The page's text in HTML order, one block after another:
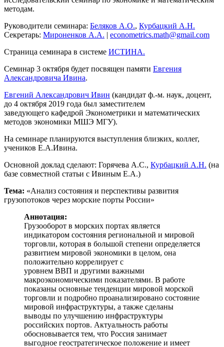
методам.
Руководители семинара: Беляков А.О., Курбацкий А.Н.
Секретарь: Мироненков А.А. | econometrics.math@gmail.com
Страница семинара в системе ИСТИНА.
Семинар 3 октября будет посвящен памяти Евгения
Александровича Ивина.
Евгений Александрович Ивин (кандидат ф.-м. наук, доцент,
до 4 октября 2019 года был заместителем
заведующего кафедрой Эконометрики и математических
методов экономики МШЭ МГУ).
На семинаре планируются выступления близких, коллег,
учеников Е.А.Ивина.
Основной доклад сделают: Горячева А.С., Курбацкий А.Н. (на
базе совместной статьи с Ивиным Е.А.)
Тема: «Анализ состояния и перспективы развития
грузопотоков через морские порты России»
Аннотация:
Грузооборот в морских портах является
индикатором состояния региональной и мировой
торговли, которая в большой степени определяется
развитием мировой экономики в целом, она
положительно коррелирует с
уровнем ВВП и другими важными
макроэкономическими показателями. В работе
показаны основные тенденции мировой морской
торговли и подробно проанализировано состояние
мировой инфраструктуры, а также сделаны
выводы по улучшению инфраструктуры
российских портов. Актуальность работы
обосновывается тем, что Россия занимает
выгодное геостратегическое положение и имеет